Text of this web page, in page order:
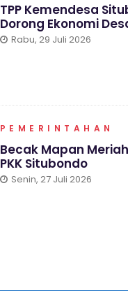
TPP Kemendesa
Dorong Ekonomi
Rabu, 29 Juli 2026
PEMERINTAHAN
Becak Mapan
PKK Situbondo
Senin, 27 Juli 2026